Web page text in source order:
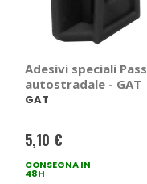
Adesivi speciali Pass
autostradale - GAT
GAT
5,10 €
CONSEGNA IN
48H